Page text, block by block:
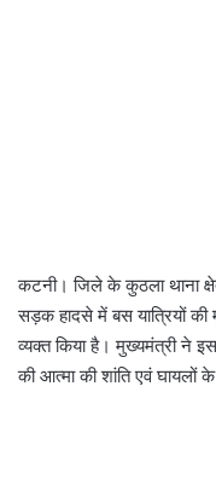
कटनी। जिले के कुठला थाना
सड़क हादसे में बस यात्रियों की
व्यक्त किया है। मुख्यमंत्री ने
की आत्मा की शांति एवं घायलों